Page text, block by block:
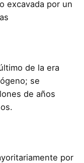
excavada por un
de la era
se
de años
por